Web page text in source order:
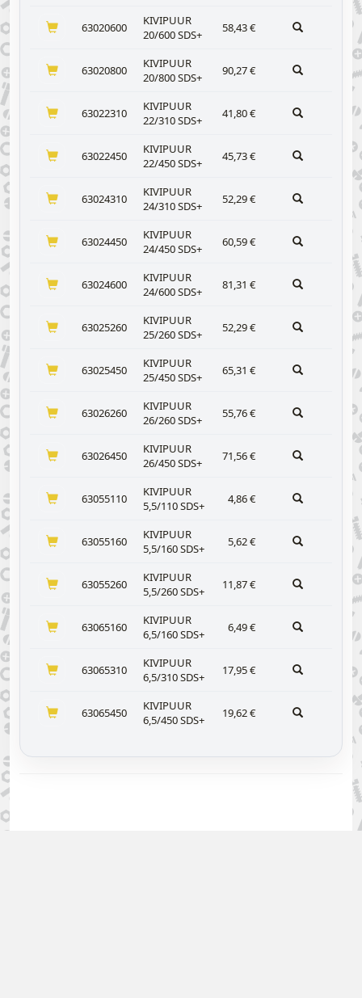
63020600
KIVIPUUR
20/600 SDS+
58,43€
63020800
KIVIPUUR
20/800 SDS+
90,27€
63022310
KIVIPUUR
22/310 SDS+
41,80€
63022450
KIVIPUUR
22/450 SDS+
45,73€
63024310
KIVIPUUR
24/310 SDS+
52,29€
63024450
KIVIPUUR
24/450 SDS+
60,59€
63024600
KIVIPUUR
24/600 SDS+
81,31 €
63025260
KIVIPUUR
25/260 SDS+
52,29€
63025450
KIVIPUUR
25/450 SDS+
65,31 €
63026260
KIVIPUUR
26/260 SDS+
55,76€
63026450
KIVIPUUR
26/450 SDS+
71,56€
63055110
KIVIPUUR
5,5/110 SDS+
4,86€
63055160
KIVIPUUR
5,5/160 SDS+
5,62€
63055260
KIVIPUUR
5,5/260 SDS+
11,87€
63065160
KIVIPUUR
6,5/160 SDS+
6,49€
63065310
KIVIPUUR
6,5/310 SDS+
17,95€
63065450
KIVIPUUR
6,5/450 SDS+
19,62€